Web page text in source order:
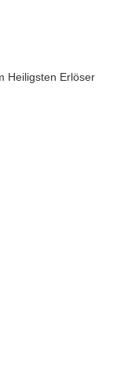
Heiligsten Erlöser